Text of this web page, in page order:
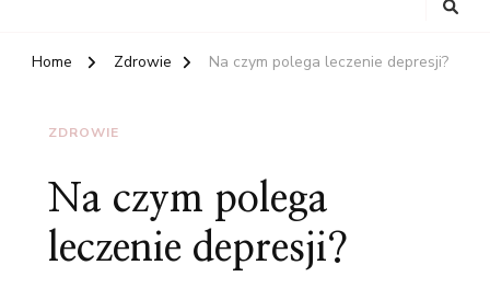
Home Zdrowie Na czym polega leczenie depresji?
ZDROWIE
Na czym polega
leczenie depresji?